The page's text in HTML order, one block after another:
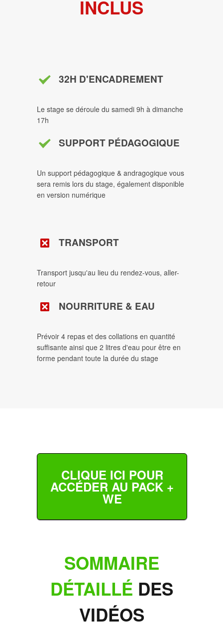
INCLUS
32H D'ENCADREMENT
Le stage se déroule du samedi 9h à dimanche
17h
SUPPORT PÉDAGOGIQUE
Un support pédagogique & andragogique vous
sera remis lors du stage, également disponible
en version numérique
TRANSPORT
Transport jusqu'au lieu du rendez-vous, aller-
retour
NOURRITURE & EAU
Prévoir 4 repas et des collations en quantité
suffisante ainsi que 2 litres d'eau pour être en
forme pendant toute la durée du stage
CLIQUE ICI POUR
ACCÉDER AU PACK +
WE
SOMMAIRE
DÉTAILLÉ DES
VIDÉOS